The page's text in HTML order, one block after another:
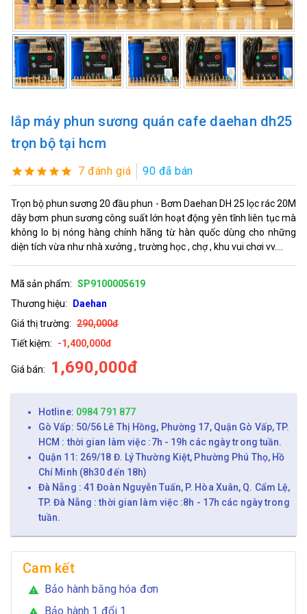
lắp máy phun sương quán cafe daehan dh25
trọn bộ tại hcm
7 đánh giá 90 đã bán
Trọn bộ phun sương 20 đầu phun - Bơm Daehan DH 25 lọc rác 20M
dây bơm phun sương công suất lớn hoạt động yên tĩnh liên tục mà
không lo bị nóng hàng chính hãng từ hàn quốc dùng cho những
diện tích vừa như nhà xưởng , trường học , chợ , khu vui chơi vv....
Mã sản phẩm: SP9100005619
Thương hiệu:
Daehan
Giá thị trường: 290,000đ
Tiết kiệm:
-1,400,000đ
Giá bán: 1,690,000đ
Hotline: 0984 791 877
Gò Vấp: 50/56 Lê Thị Hồng, Phường 17, Quận Gò Vấp, TP.
HCM : thời gian làm việc :7h - 19h các ngày trong tuần.
Quận 11: 269/18 Đ. Lý Thường Kiệt, Phường Phú Thọ, Hồ
Chí Minh (8h30 đến 18h)
Đà Nẵng : 41 Đoàn Nguyễn Tuấn, P. Hòa Xuân, Q. Cẩm Lệ,
TP. Đà Nẵng : thời gian làm việc :8h - 17h các ngày trong
tuần.
Cam kết
warning Bảo hành bằng hóa đơn
Bảo hành 1 đổi 1